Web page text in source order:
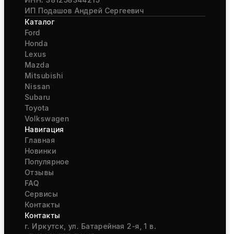
ИП Подашов Андрей Сергеевич
Каталог
Ford
Honda
Lexus
Mazda
Mitsubishi
Nissan
Subaru
Toyota
Volkswagen
Навигация
Главная
Новинки
Популярное
Отзывы
FAQ
Сервисы
Контакты
Контакты
г. Иркутск, ул. Батарейная 2-я, 1 в.